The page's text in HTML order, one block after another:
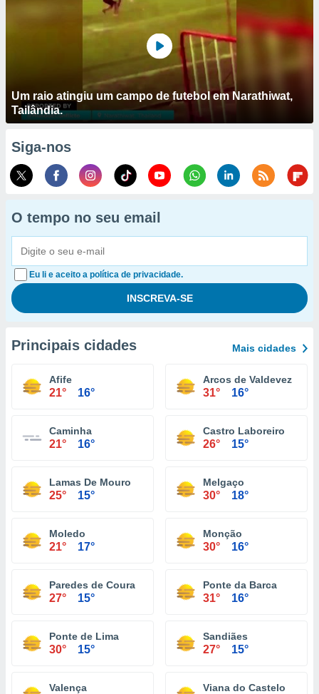
Um raio atingiu um campo de futebol em Narathiwat,
Tailândia.
Siga-nos
O tempo no seu email
Eu li e aceito a política de privacidade.
Principais cidades Mais cidades
Afife
21° 16°
Arcos de Valdevez
31° 16°
Caminha
21° 16°
Castro Laboreiro
26° 15°
Lamas De Mouro
25° 15°
Melgaço
30° 18°
Moledo
21° 17°
Monção
30° 16°
Paredes de Coura
27° 15°
Ponte da Barca
31° 16°
Ponte de Lima
30° 15°
Sandiães
27° 15°
Valença Viana do Castelo